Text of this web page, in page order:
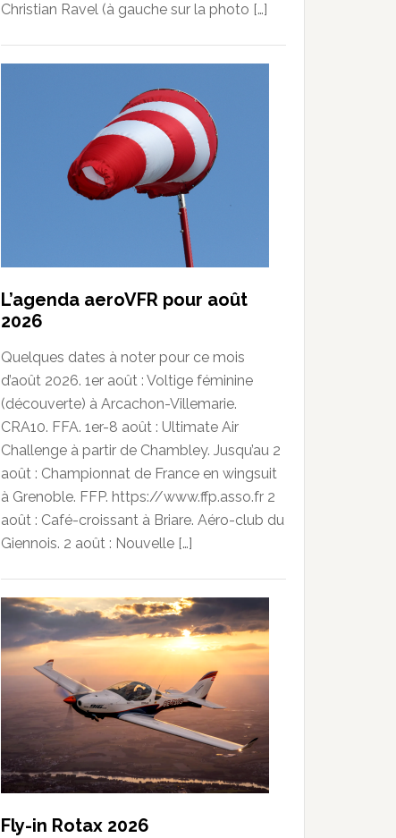
Christian Ravel (à gauche sur la photo […]
L’agenda aeroVFR pour août
2026
Quelques dates à noter pour ce mois
d’août 2026. 1er août : Voltige féminine
(découverte) à Arcachon-Villemarie.
CRA10. FFA. 1er-8 août : Ultimate Air
Challenge à partir de Chambley. Jusqu’au 2
août : Championnat de France en wingsuit
à Grenoble. FFP. https://www.ffp.asso.fr 2
août : Café-croissant à Briare. Aéro-club du
Giennois. 2 août : Nouvelle […]
Fly-in Rotax 2026